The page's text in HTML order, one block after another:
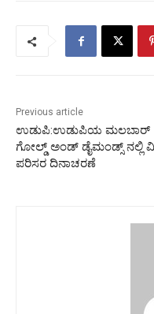
Previous article
ಉಡುಪಿ:ಉಡುಪಿಯ ಮಲಬಾರ್
ಗೋಲ್ಡ್ ಅಂಡ್ ಡೈಮಂಡ್ಸ್ ನಲ್ಲಿ
ಪರಿಸರ ದಿನಾಚರಣೆ